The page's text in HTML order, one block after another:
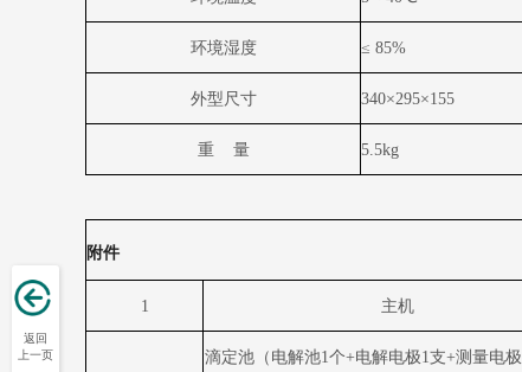
环境湿度 ≤ 85%
外型尺寸 340×295×155
重 量 5.5kg
附件
1 主机
滴定池（电解池1 个+电解电极1 支+测量电极
返回
上一页